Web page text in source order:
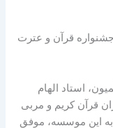
قرآن و عترت
استاد الهام
قرآن کریم و مربی
به این موسسه، موفق